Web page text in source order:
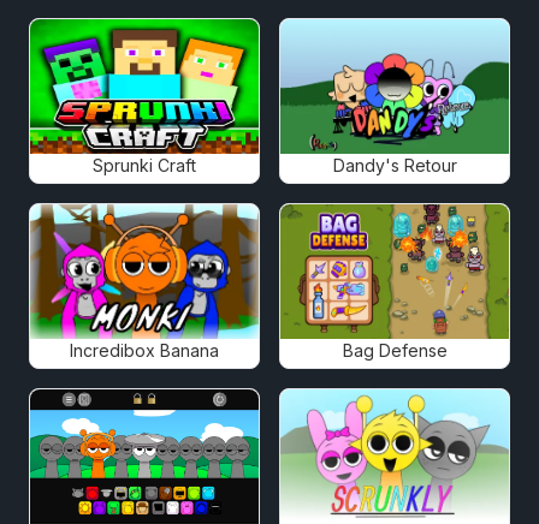
Sprunki Craft Dandy's Retour
Incredibox Banana Bag Defense